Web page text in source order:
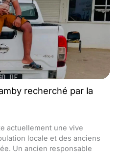
recherché par la
actuellement une vive
locale et des anciens
Un ancien responsable